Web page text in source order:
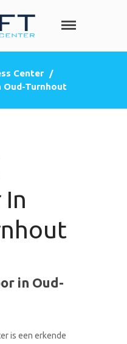
Coaching / Consulting
Startersadvies
The Loft
Business
co-working
space, een
Center
/
Turnhout
in Oud-
is een erkende